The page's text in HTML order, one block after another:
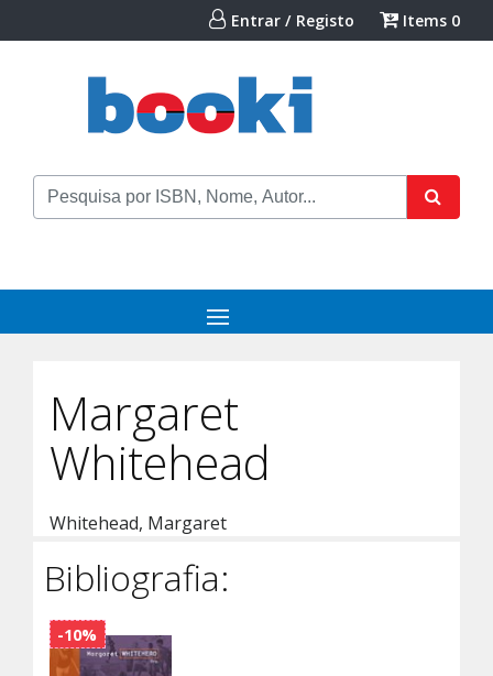
Entrar / Registo Items 0
Margaret
Whitehead
Whitehead, Margaret
Bibliografia:
-10%